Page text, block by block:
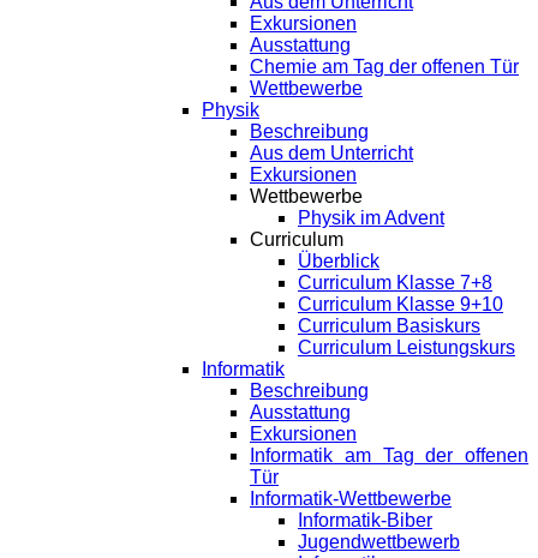
Exkursionen
Ausstattung
Chemie am Tag der offenen Tür
Wettbewerbe
Physik
Beschreibung
Aus dem Unterricht
Exkursionen
Wettbewerbe
Physik im Advent
Curriculum
Überblick
Curriculum Klasse 7+8
Curriculum Klasse 9+10
Curriculum Basiskurs
Curriculum Leistungskurs
Informatik
Beschreibung
Ausstattung
Exkursionen
Informatik am Tag der offenen
Tür
Informatik-Wettbewerbe
Informatik-Biber
Jugendwettbewerb